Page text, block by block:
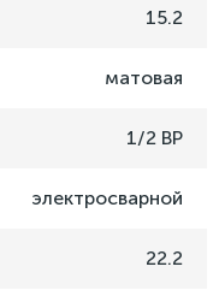
15.2
матовая
1/2 ВР
электросварной
22.2